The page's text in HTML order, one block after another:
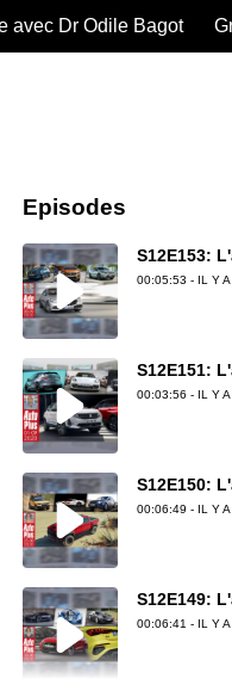
avec Dr Odile Bagot
Episodes
S12E153:
00:05:53 - IL Y A
S12E151:
00:03:56 - IL Y A
S12E150:
00:06:49 - IL Y A
S12E149:
00:06:41 - IL Y A